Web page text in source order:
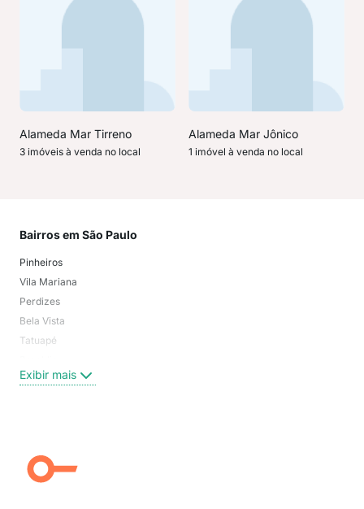
Alameda Mar Tirreno
3 imóveis à venda no local
Alameda Mar Jônico
1 imóvel à venda no local
Bairros em São Paulo
Pinheiros
Vila Mariana
Perdizes
Bela Vista
Tatuapé
Centro
Campo Belo
Ipiranga
Exibir mais